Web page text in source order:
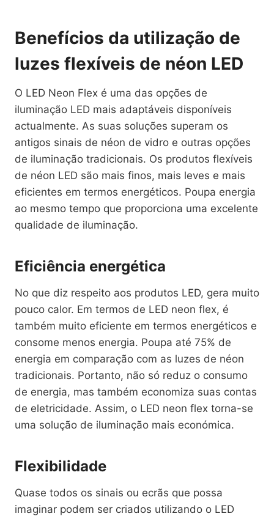
Benefícios da utilização de
luzes flexíveis de néon LED
O LED Neon Flex é uma das opções de
iluminação LED mais adaptáveis disponíveis
actualmente. As suas soluções superam os
antigos sinais de néon de vidro e outras opções
de iluminação tradicionais. Os produtos flexíveis
de néon LED são mais finos, mais leves e mais
eficientes em termos energéticos. Poupa energia
ao mesmo tempo que proporciona uma excelente
qualidade de iluminação.
Eficiência energética
No que diz respeito aos produtos LED, gera muito
pouco calor. Em termos de LED neon flex, é
também muito eficiente em termos energéticos e
consome menos energia. Poupa até 75% de
energia em comparação com as luzes de néon
tradicionais. Portanto, não só reduz o consumo
de energia, mas também economiza suas contas
de eletricidade. Assim, o LED neon flex torna-se
uma solução de iluminação mais económica.
Flexibilidade
Quase todos os sinais ou ecrãs que possa
imaginar podem ser criados utilizando o LED